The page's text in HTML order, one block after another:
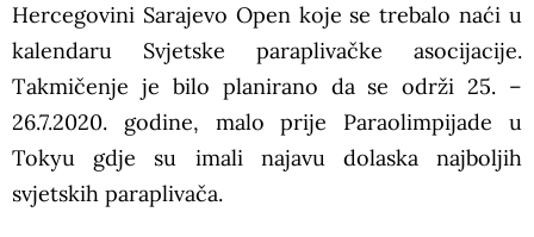
Hercegovini Sarajevo Open koje se trebalo naći u
kalendaru Svjetske paraplivačke asocijacije.
Takmičenje je bilo planirano da se održi 25. –
26.7.2020. godine, malo prije Paraolimpijade u
Tokyu gdje su imali najavu dolaska najboljih
svjetskih paraplivača.